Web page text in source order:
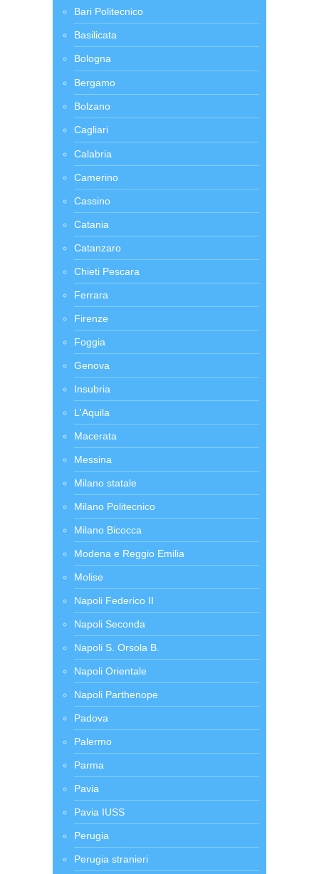
Bari Politecnico
Basilicata
Bologna
Bergamo
Bolzano
Cagliari
Calabria
Camerino
Cassino
Catania
Catanzaro
Chieti Pescara
Ferrara
Firenze
Foggia
Genova
Insubria
L'Aquila
Macerata
Messina
Milano statale
Milano Politecnico
Milano Bicocca
Modena e Reggio Emilia
Molise
Napoli Federico II
Napoli Seconda
Napoli S. Orsola B.
Napoli Orientale
Napoli Parthenope
Padova
Palermo
Parma
Pavia
Pavia IUSS
Perugia
Perugia stranieri